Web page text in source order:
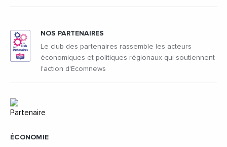
ÉCONOMIE
NOS PARTENAIRES
Le club des partenaires rassemble les acteurs
économiques et politiques régionaux qui soutiennent
l'action d'Ecomnews